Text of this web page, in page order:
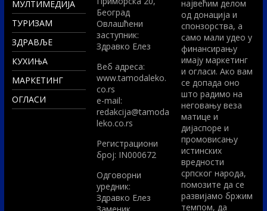
МУЛТИМЕДИЈА
ТУРИЗАМ
ЗДРАВЉЕ
КУХИЊА
МАРКЕТИНГ
ОГЛАСИ
Београд
Овлашћени
заступник:
Здравко Елез
Вeб адреса:
www.tamodaleko.
co.rs
e-mail:
redakcija@tamoda
leko.co.rs
Регистрациони
број: IN000672
Одговорни
уредник:
Здравко Елез
највећим делом
од донација и
спонзорства, а
само мали удео у
финансирању
имају маркетинг
и огласи. Ако вам
се допада оно
што радимо на
неговању веза
матице и
дијаспоре и
промовисању
истинских
вредности
српског народа,
помозите да се
развијамо бржим
темпом, да